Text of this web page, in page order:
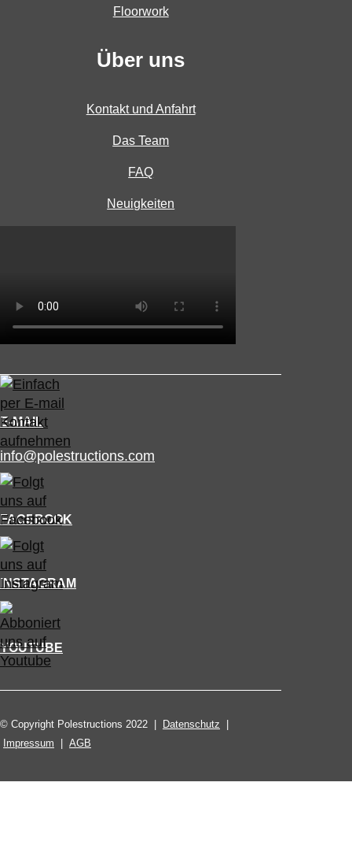
Floorwork
Über uns
Kontakt und Anfahrt
Das Team
FAQ
Neuigkeiten
E-MAIL
info@polestructions.com
FACEBOOK
INSTAGRAM
YOUTUBE
© Copyright Polestructions 2022 | Datenschutz
Impressum
AGB